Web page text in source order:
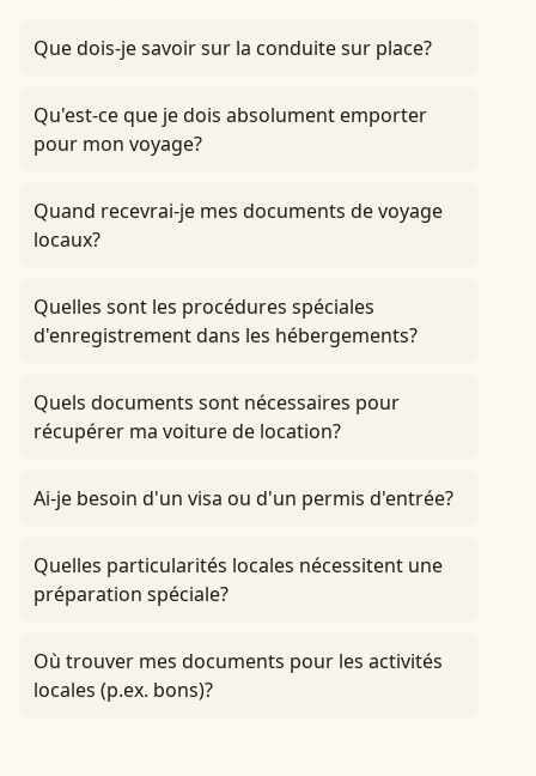
Que dois-je savoir sur la conduite sur place?
Qu'est-ce que je dois absolument emporter
pour mon voyage?
Quand recevrai-je mes documents de voyage
locaux?
Quelles sont les procédures spéciales
d'enregistrement dans les hébergements?
Quels documents sont nécessaires pour
récupérer ma voiture de location?
Ai-je besoin d'un visa ou d'un permis d'entrée?
Quelles particularités locales nécessitent une
préparation spéciale?
Où trouver mes documents pour les activités
locales (p.ex. bons)?